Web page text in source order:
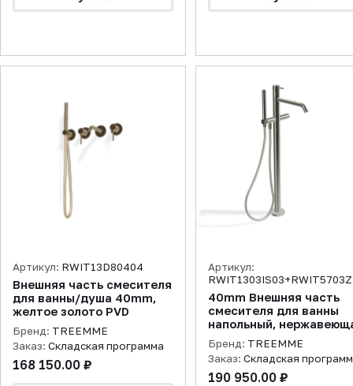
Артикул: RWIT13D80404
Внешняя часть смесителя
для ванны/душа 40mm,
желтое золото PVD
Бренд: TREEMME
Заказ: Складская программа
168 150.00 ₽
Артикул:
40mm Внешняя часть
смесителя для ванны
напольный,
сталь/Встраиваемая
часть
Бренд: TREEMME
Заказ: Складская
190 950.00 ₽